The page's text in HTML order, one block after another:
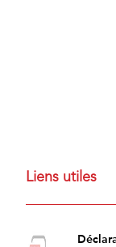
Liens utiles